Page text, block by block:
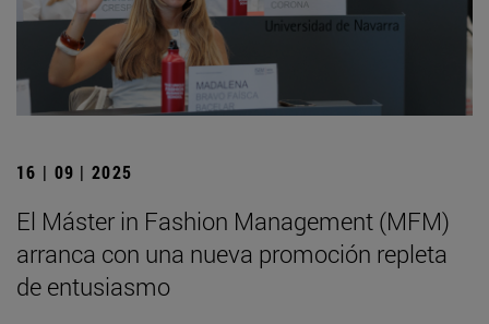
16 | 09 | 2025
El Máster in Fashion Management (MFM)
arranca con una nueva promoción repleta
de entusiasmo